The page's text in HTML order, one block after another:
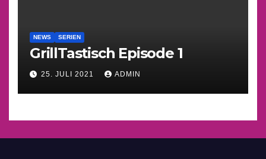
NEWS SERIEN
GrillTastisch Episode 1
25. JULI 2021 ADMIN